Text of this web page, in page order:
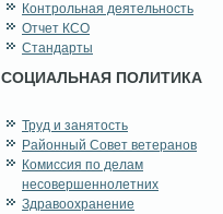
Контрольная деятельность
Отчет КСО
Стандарты
СОЦИАЛЬНАЯ ПОЛИТИКА
Труд и занятость
Районный Совет ветеранов
Комиссия по делам
несовершеннолетних
Здравоохранение